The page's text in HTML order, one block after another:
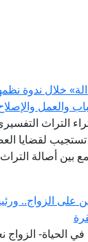
خلال ندوة
والعمل
التراث
تستجيب لقضايا
بين أصالة
على الزواج..
الحياة- الزواج